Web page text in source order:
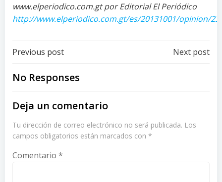
www.elperiodico.com.gt por Editorial El Periódico
http://www.elperiodico.com.gt/es/20131001/opinion/
Post
navigation
Previous post Next post
No Responses
Deja un comentario
Tu dirección de correo electrónico no será publicada. Los
campos obligatorios están marcados con *
Comentario *